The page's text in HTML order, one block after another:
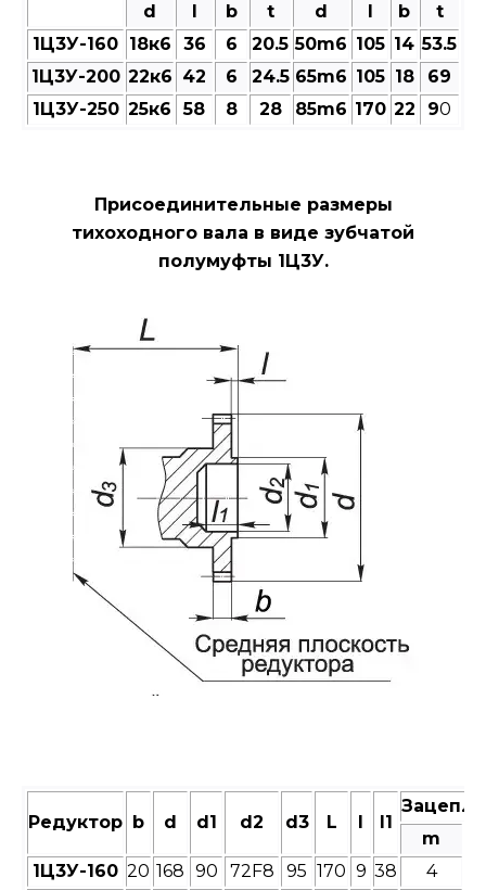
d l b t d l b
t
1Ц3У-160 18к6 36 6 20.5 50m6 105 14 53.5
1Ц3У-200 22к6 42 6 24.5 65m6 105 18
69
1Ц3У-250 25к6 58 8 28 85m6 170 22 90
Присоединительные размеры
тихоходного вала в виде зубчатой
полумуфты 1Ц3У.
Редуктор b d d1 d2 d3 L l l1
m
1Ц3У-160 20 168 90 72F8 95 170 9 38 4